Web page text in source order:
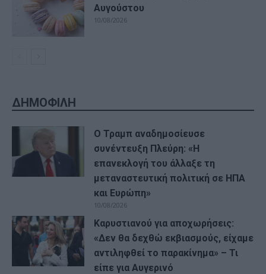
Αυγούστου
10/08/2026
ΔΗΜΟΦΙΛΗ
Ο Τραμπ αναδημοσίευσε
συνέντευξη Πλεύρη: «Η
επανεκλογή του άλλαξε τη
μεταναστευτική πολιτική σε ΗΠΑ
και Ευρώπη»
10/08/2026
Καρυστιανού για αποχωρήσεις:
«Δεν θα δεχθώ εκβιασμούς, είχαμε
αντιληφθεί το παρακίνημα» – Τι
είπε για Αυγερινό